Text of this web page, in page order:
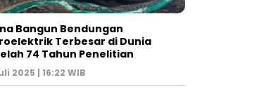
Bangun Bendungan
Terbesar di Dunia
74 Tahun Penelitian
2025 | 16:22 WIB